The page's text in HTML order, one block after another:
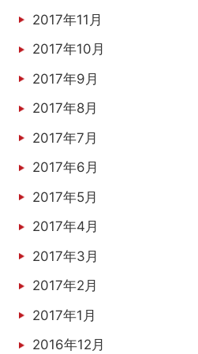
2017年11月
2017年10月
2017年9月
2017年8月
2017年7月
2017年6月
2017年5月
2017年4月
2017年3月
2017年2月
2017年1月
2016年12月